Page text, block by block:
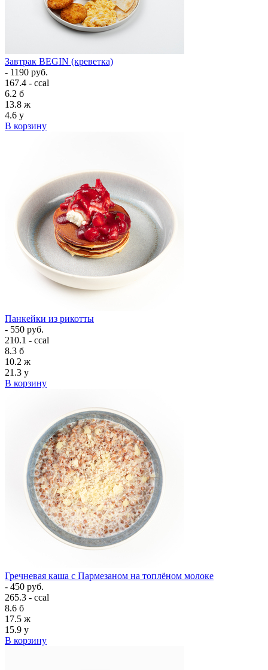
Завтрак BEGIN (креветка)
- 1190 руб.
167.4 - ccal
6.2 б
13.8 ж
4.6 у
В корзину
Панкейки из рикотты
- 550 руб.
210.1 - ccal
8.3 б
10.2 ж
21.3 у
В корзину
Гречневая каша с Пармезаном на топлёном молоке
- 450 руб.
265.3 - ccal
8.6 б
17.5 ж
15.9 у
В корзину